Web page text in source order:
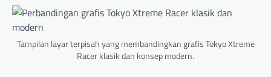
Tampilan layar terpisah yang membandingkan grafis Tokyo Xtreme
Racer klasik dan konsep modern.